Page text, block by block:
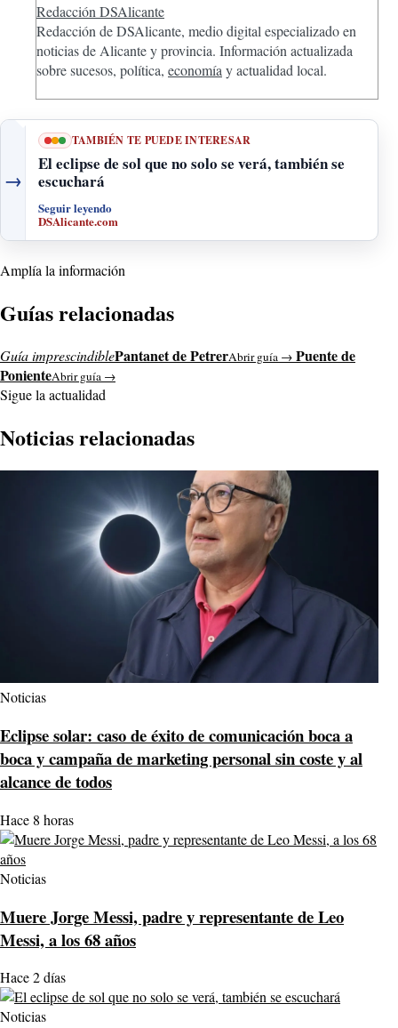
Redacción DSAlicante
Redacción de DSAlicante, medio digital especializado en
noticias de Alicante y provincia. Información actualizada
sobre sucesos, política, economía y actualidad local.
→
TAMBIÉN TE PUEDE INTERESAR
El eclipse de sol que no solo se verá, también se
escuchará
Seguir leyendo
DSAlicante.com
Amplía la información
Guías relacionadas
Guía imprescindiblePantanet de PetrerAbrir guía → Puente de
PonienteAbrir guía →
Sigue la actualidad
Noticias relacionadas
Noticias
Eclipse solar: caso de éxito de comunicación boca a
boca y campaña de marketing personal sin coste y al
alcance de todos
Hace 8 horas
Noticias
Muere Jorge Messi, padre y representante de Leo
Messi, a los 68 años
Hace 2 días
Noticias